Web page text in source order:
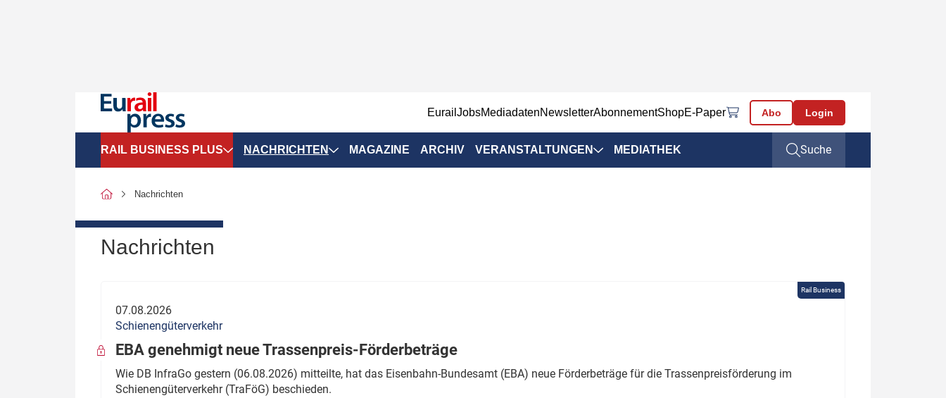
EurailJobsMediadatenNewsletterAbonnementShopE-Paper Abo Login
RAIL BUSINESS PLUS
SPNV-Marktdaten
Politik
Verbände: Wer spricht für
wen?
NACHRICHTEN
Infrastruktur & Ausrüstung
ÖPNV
MAGAZINE ARCHIV VERANSTALTUNGEN MEDIATHEK Suche
Nachrichten
Nachrichten
Rail Business
07.08.2026
Schienengüterverkehr
EBA genehmigt neue Trassenpreis-Förderbeträge
Wie DB InfraGo gestern (06.08.2026) mitteilte, hat das Eisenbahn-Bundesamt (EBA) neue Förderbeträge für die Trassenpreisförderung im
Schienengüterverkehr (TraFöG) beschieden.